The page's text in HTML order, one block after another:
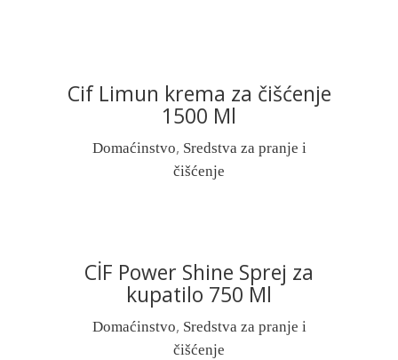
READ MORE
Cif Limun krema za čišćenje
1500 Ml
Domaćinstvo, Sredstva za pranje i
čišćenje
READ MORE
CİF Power Shine Sprej za
kupatilo 750 Ml
Domaćinstvo, Sredstva za pranje i
čišćenje